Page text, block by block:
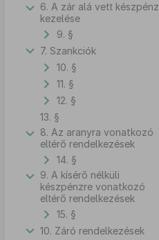
6. A zár alá vett készpénz
kezelése
9. §
7. Szankciók
10. §
11. §
12. §
13. §
8. Az aranyra vonatkozó
eltérő rendelkezések
14. §
9. A kísérő nélküli
készpénzre vonatkozó
eltérő rendelkezések
15. §
10. Záró rendelkezések